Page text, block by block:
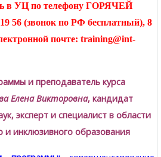
в УЦ по телефону ГОРЯЧЕЙ
56 (звонок по РФ бесплатный), 8
почте: training@int-
и преподаватель курса
Елена Викторовна, кандидат
эксперт и специалист в области
и инклюзивного образования